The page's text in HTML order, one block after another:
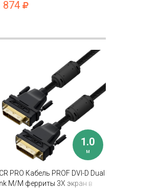
874
1.0
м
PRO Кабель PROF DVI-D Dual
M/M ферриты 3Х экран в